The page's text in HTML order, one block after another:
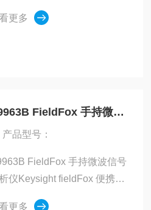
E4981B 提供快速的测量速
更多
N9963B FieldFox 手持微波信号分析仪
产品型号：
FieldFox 手持微波信号
仪Keysight fieldFox 便携式
更多